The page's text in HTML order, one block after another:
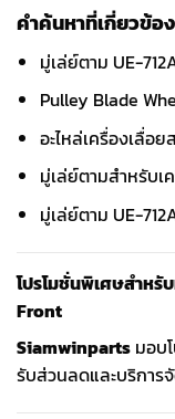
คำค้นหาที่เกี่ยวข้อง
มู่เล่ย์ตาม UE-
Pulley Blade
อะไหล่เครื่องเลื่อ
มู่เล่ย์ตามสำหรับเ
มู่เล่ย์ตาม UE-
โปรโมชั่นพิเศษสำหรั
Front
Siamwinparts มอบ
รับส่วนลดและบริการ